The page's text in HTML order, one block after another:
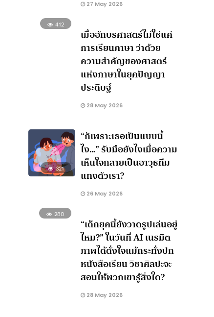
27 May 2026
412
เมื่ออักษรศาสตร์ไม่ใช่แค่
การเรียนภาษา ว่าด้วย
ความสำคัญของศาสตร์
แห่งภาษาในยุคปัญญา
ประดิษฐ์
28 May 2026
321
“ก็เพราะเธอเป็นแบบนี้
ไง…” รับมือยังไงเมื่อความ
เห็นใจกลายเป็นอาวุธทิ่ม
แทงตัวเรา?
26 May 2026
280
“เด็กยุคนี้ยังวาดรูปเล่นอยู่
ไหม?” ในวันที่ AI เนรมิต
ภาพได้ดั่งใจแม้กระทั่งปก
หนังสือเรียน วิชาศิลปะจะ
สอนให้พวกเขารู้สิ่งใด?
28 May 2026